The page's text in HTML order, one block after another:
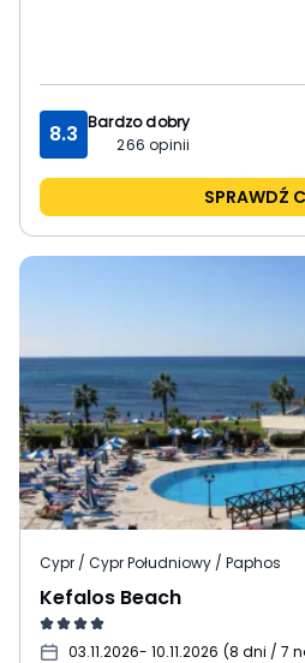
8.3 Bardzo dobry
266 opinii
SPRAWDŹ
Cypr / Cypr Południowy / Paphos
Kefalos Beach
03.11.2026- 10.11.2026 (8 dni / 7